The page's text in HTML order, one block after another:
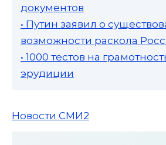
документов
• Путин заявил о
возможности раскола
• 1000 тестов на
эрудиции
Новости СМИ2